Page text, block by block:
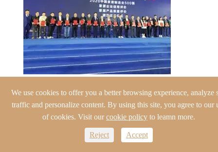
Furniture telah memenangkan banyak penghargaan.
21
Jul, 2021
We use cookies to offer you a better browsing experience, analyze
traffic and personalize content. By using this site, you agree to our
of cookies. Visit ourcookie policy to leamn more.
Reject Accept